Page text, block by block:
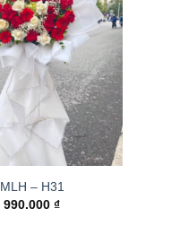
MLH – H31
990.000₫